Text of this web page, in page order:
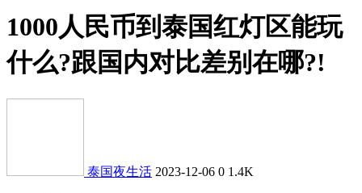
1000人民币到泰国红灯区能玩
什么?跟国内对比差别在哪?!
泰国夜生活 2023-12-06 0 1.4K